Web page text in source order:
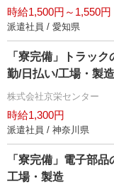
時給1,500円～1,550円
派遣社員 / 愛知県
「寮完備」トラッ
勤/日払い/工場・製造
株式会社京栄センター
時給1,300円
派遣社員 / 神奈川県
「寮完備」電子部
工場・製造